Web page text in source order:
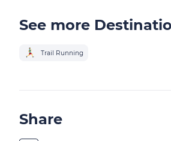
See more
Trail Running
Share